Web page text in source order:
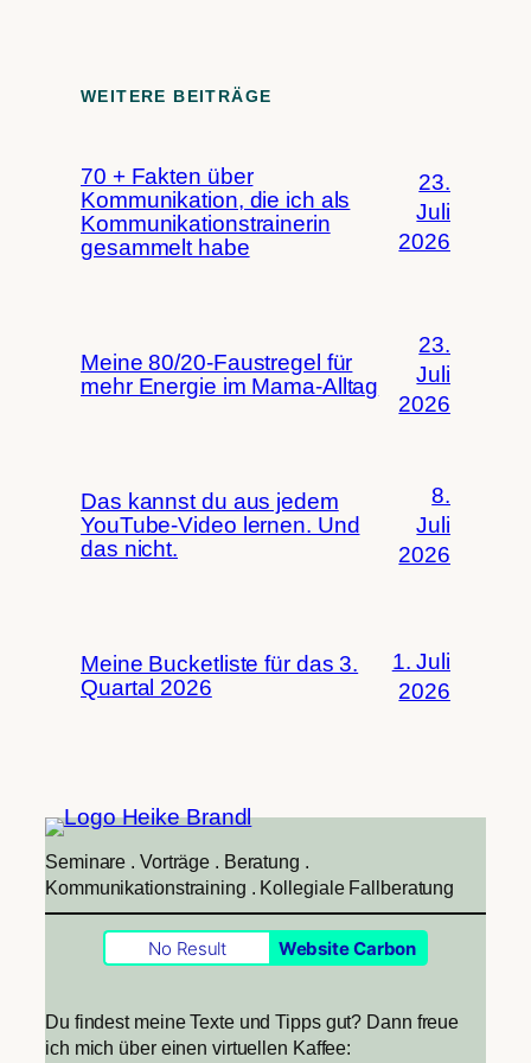
WEITERE BEITRÄGE
70 + Fakten über
Kommunikation, die ich als
Kommunikationstrainerin
gesammelt habe
23.
Juli
2026
Meine 80/20-Faustregel für
mehr Energie im Mama-Alltag
23.
Juli
2026
Das kannst du aus jedem
YouTube-Video lernen. Und
das nicht.
8.
Juli
2026
Meine Bucketliste für das 3.
Quartal 2026
1. Juli
2026
Seminare . Vorträge . Beratung .
Kommunikationstraining . Kollegiale Fallberatung
No Result Website Carbon
Du findest meine Texte und Tipps gut? Dann freue
ich mich über einen virtuellen Kaffee: